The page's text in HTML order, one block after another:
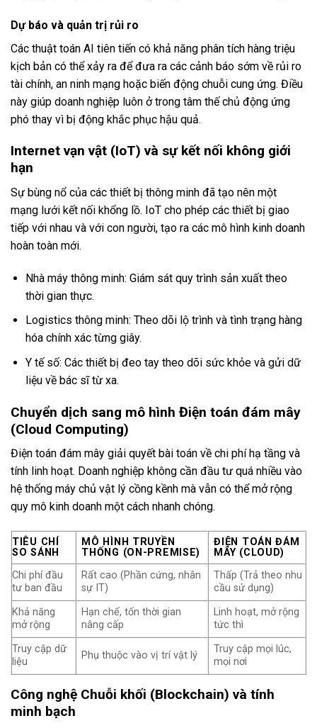
Dự báo và quản trị rủi ro
Các thuật toán AI tiên tiến có khả năng phân tích hàng triệu
kịch bản có thể xảy ra để đưa ra các cảnh báo sớm về rủi ro
tài chính, an ninh mạng hoặc biến động chuỗi cung ứng. Điều
này giúp doanh nghiệp luôn ở trong tâm thế chủ động ứng
phó thay vì bị động khắc phục hậu quả.
Internet vạn vật (IoT) và sự kết nối không giới
hạn
Sự bùng nổ của các thiết bị thông minh đã tạo nên một
mạng lưới kết nối khổng lồ. IoT cho phép các thiết bị giao
tiếp với nhau và với con người, tạo ra các mô hình kinh doanh
hoàn toàn mới.
Nhà máy thông minh: Giám sát quy trình sản xuất theo
thời gian thực.
Logistics thông minh: Theo dõi lộ trình và tình trạng hàng
hóa chính xác từng giây.
Y tế số: Các thiết bị đeo tay theo dõi sức khỏe và gửi dữ
liệu về bác sĩ từ xa.
Chuyển dịch sang mô hình Điện toán đám mây
(Cloud Computing)
Điện toán đám mây giải quyết bài toán về chi phí hạ tầng và
tính linh hoạt. Doanh nghiệp không cần đầu tư quá nhiều vào
hệ thống máy chủ vật lý cồng kềnh mà vẫn có thể mở rộng
quy mô kinh doanh một cách nhanh chóng.
TIÊU CHÍ
SO SÁNH
MÔ HÌNH TRUYỀN
THỐNG (ON-PREMISE)
ĐIỆN TOÁN ĐÁM
MÂY (CLOUD)
Chi phí đầu
tư ban đầu
Rất cao (Phần cứng, nhân
sự IT)
Thấp (Trả theo nhu
cầu sử dụng)
Khả năng
mở rộng
Hạn chế, tốn thời gian
nâng cấp
Linh hoạt, mở rộng
tức thì
Truy cập dữ
liệu
Phụ thuộc vào vị trí vật lý
Truy cập mọi lúc,
mọi nơi
Công nghệ Chuỗi khối (Blockchain) và tính
minh bạch